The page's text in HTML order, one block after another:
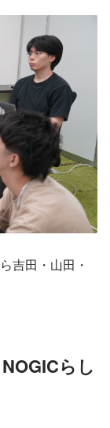
吉田・山田・
らし